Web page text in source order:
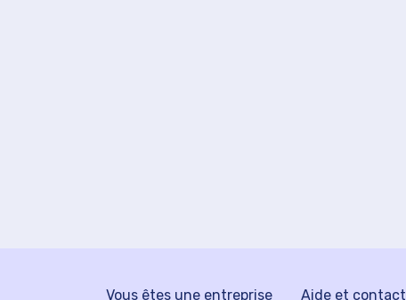
Vous êtes une entreprise Aide et contact